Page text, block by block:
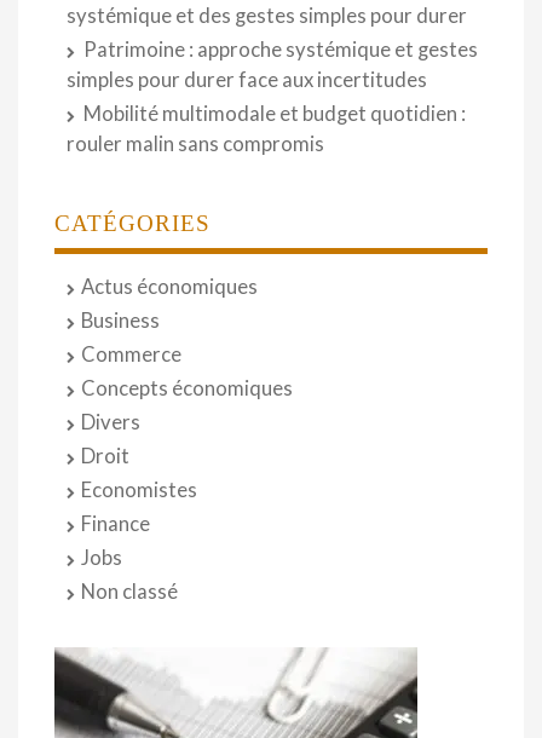
systémique et des gestes simples pour durer
Patrimoine : approche systémique et gestes
simples pour durer face aux incertitudes
Mobilité multimodale et budget quotidien :
rouler malin sans compromis
CATÉGORIES
Actus économiques
Business
Commerce
Concepts économiques
Divers
Droit
Economistes
Finance
Jobs
Non classé